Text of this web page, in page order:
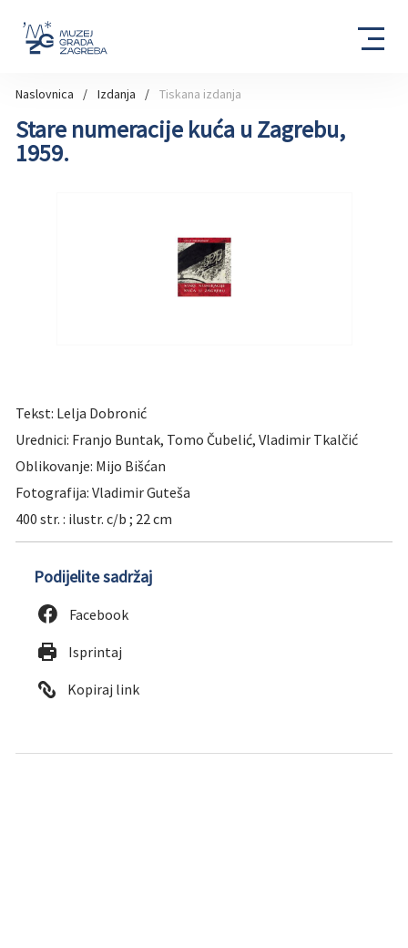
Naslovnica Izdanja Tiskana izdanja
Stare numeracije kuća u Zagrebu,
1959.
Tekst: Lelja Dobronić
Urednici: Franjo Buntak, Tomo Čubelić, Vladimir Tkalčić
Oblikovanje: Mijo Bišćan
Fotografija: Vladimir Guteša
400 str. : ilustr. c/b ; 22 cm
Podijelite sadržaj
Facebook
Isprintaj
Kopiraj link